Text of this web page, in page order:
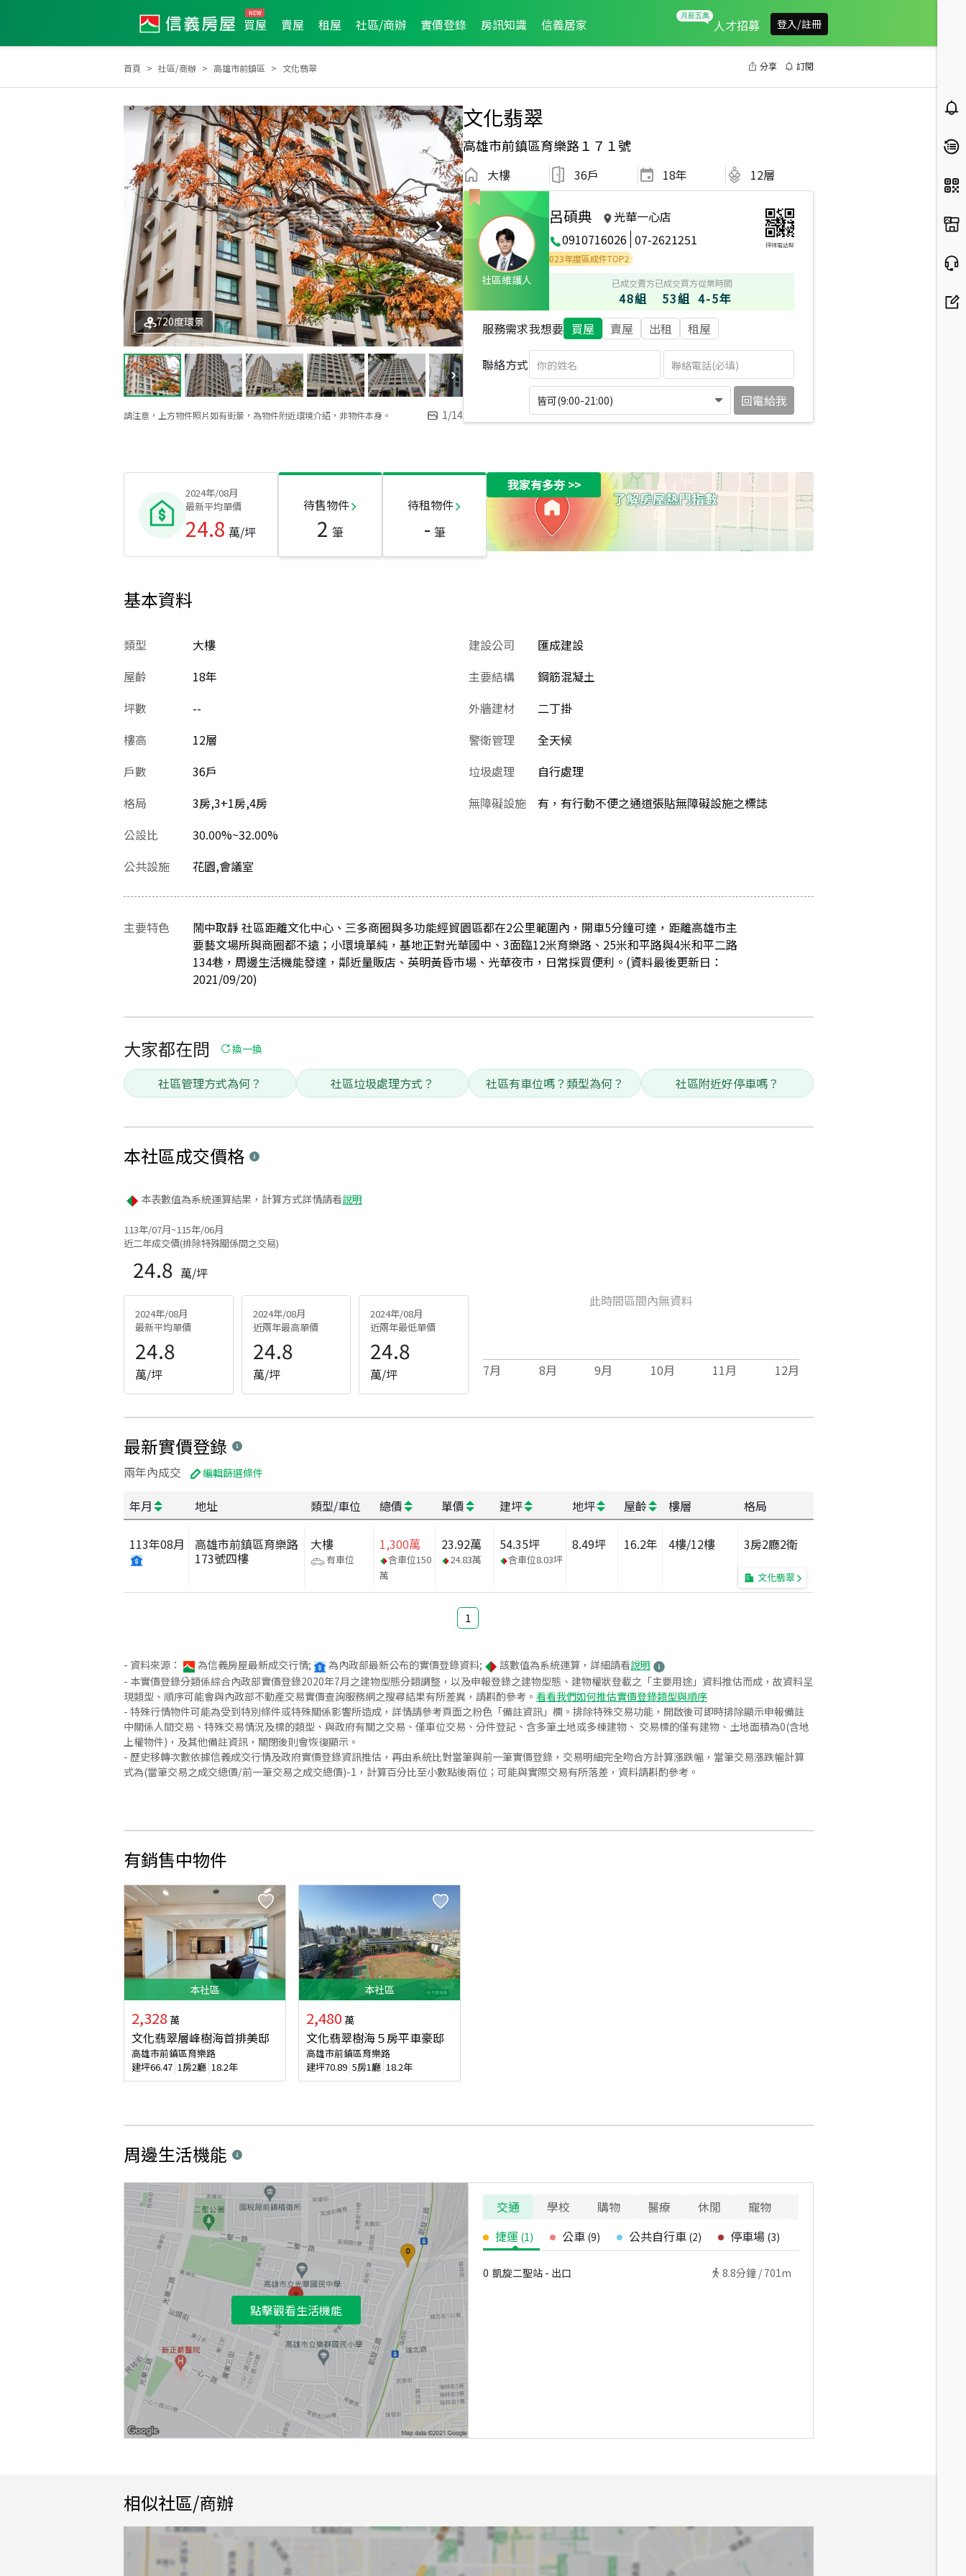
買屋 賣屋 租屋 社區/商辦 實價登錄 房訊知識 信義居家 人才招募 登入/註冊
首頁 社區/商辦 高雄市前鎮區 文化翡翠 分享 訂閱
請注意，上方物件照片如有街景，為物件附近環境介紹，非物件本身。 1/14
720度環景
文化翡翠
高雄市前鎮區育樂路１７１號
大樓 36戶 18年 12層
社區維護人
呂碩典
光華一心店
0910716026 07-2621251 掃碼電話聊
2025年度服務品質獎 2025年第2季度服務品質獎 2025年度區業績TOP2 2025年度區成件TOP3
2023年度區成件TOP2
已成交賣方
48組
已成交買方
53組
從業時間
4-5年
服務需求我想要 買屋 賣屋 出租 租屋
聯絡方式
皆可(9:00-21:00) 回電給我
2024年/08月
最新平均單價
24.8 萬/坪
待售物件
2 筆
待租物件
- 筆
我家有多夯>>
基本資料
類型
大樓
屋齡
18年
坪數
--
樓高
12層
戶數
36戶
格局
3房,3+1房,4房
公設比
30.00%~32.00%
建設公司
匯成建設
主要結構
鋼筋混凝土
外牆建材
二丁掛
警衛管理
全天候
垃圾處理
自行處理
無障礙設施
有，有行動不便之通道張貼無障礙設施之標誌
公共設施 花園,會議室
主要特色
鬧中取靜 社區距離文化中心、三多商圈與多功能經貿園區都在2公里範圍內，開車5分鐘可達，距離高雄市主
要藝文場所與商圈都不遠；小環境單純，基地正對光華國中、3面臨12米育樂路、25米和平路與4米和平二路
134巷，周邊生活機能發達，鄰近量販店、英明黃昏市場、光華夜市，日常採買便利。(資料最後更新日：
2021/09/20)
大家都在問 換一換
社區管理方式為何？ 社區垃圾處理方式？ 社區有車位嗎？類型為何？ 社區附近好停車嗎？
本社區成交價格
本表數值為系統運算結果，計算方式詳情請看說明
113年/07月~115年/06月
近二年成交價(排除特殊關係間之交易)
24.8 萬/坪
2024年/08月
最新平均單價
24.8
萬/坪
2024年/08月
近兩年最高單價
24.8
萬/坪
2024年/08月
近兩年最低單價
24.8
萬/坪
此時間區間內無資料
7月 8月 9月 10月 11月 12月
最新實價登錄
兩年內成交 編輯篩選條件
年月 地址 類型/車位 總價 單價 建坪 地坪 屋齡 樓層 格局
113年08月
高雄市前鎮區育樂路
173號四樓
大樓
有車位
1,300萬
含車位150
萬
23.92萬
24.83萬
54.35坪
含車位8.03坪
8.49坪 16.2年 4樓/12樓 3房2廳2衛
文化翡翠
1
- 資料來源： 為信義房屋最新成交行情; 為內政部最新公布的實價登錄資料; 該數值為系統運算，詳細請看說明
- 本實價登錄分類係綜合內政部實價登錄2020年7月之建物型態分類調整，以及申報登錄之建物型態、建物權狀登載之「主要用途」資料推估而成，故資料呈
現類型、順序可能會與內政部不動產交易實價查詢服務網之搜尋結果有所差異，請斟酌參考。 看看我們如何推估實價登錄類型與順序
- 特殊行情物件可能為受到特別條件或特殊關係影響所造成，詳情請參考頁面之粉色「備註資訊」欄。排除特殊交易功能，開啟後可即時排除顯示申報備註
中關係人間交易、特殊交易情況及標的類型、與政府有關之交易、僅車位交易、分件登記、含多筆土地或多棟建物、 交易標的僅有建物、土地面積為0(含地
上權物件)，及其他備註資訊，關閉後則會恢復顯示。
- 歷史移轉次數依據信義成交行情及政府實價登錄資訊推估，再由系統比對當筆與前一筆實價登錄，交易明細完全吻合方計算漲跌幅，當筆交易漲跌幅計算
式為(當筆交易之成交總價/前一筆交易之成交總價)-1，計算百分比至小數點後兩位；可能與實際交易有所落差，資料請斟酌參考。
有銷售中物件
本社區
2,328 萬
文化翡翠層峰樹海首排美邸
高雄市前鎮區育樂路
建坪66.47 1房2廳 18.2年
本社區
2,480 萬
文化翡翠樹海５房平車豪邸
高雄市前鎮區育樂路
建坪70.89 5房1廳 18.2年
周邊生活機能
點擊觀看生活機能
交通 學校 購物 醫療 休閒 寵物
捷運 (1) 公車 (9) 公共自行車 (2) 停車場 (3)
0 凱旋二聖站 - 出口 8.8分鐘 / 701m
相似社區/商辦